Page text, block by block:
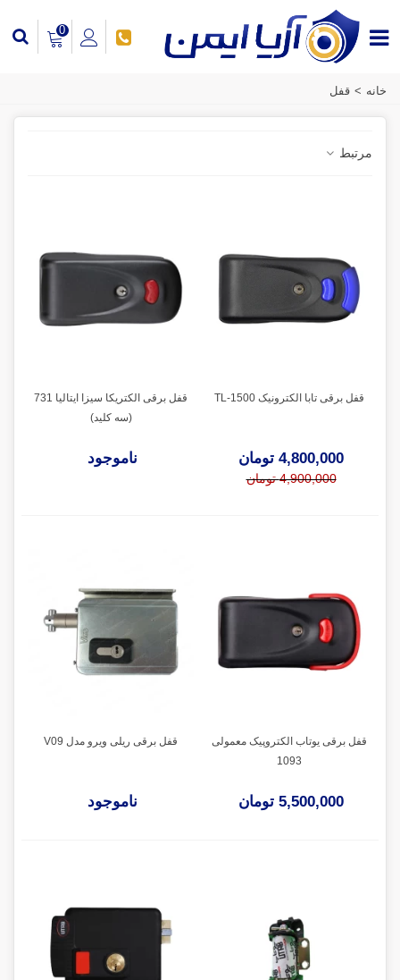
0
خانه > قفل
مرتبط
قفل برقی تابا الکترونیک TL-1500
4,800,000 تومان
4,900,000 تومان
قفل برقی الکتریکا سیزا ایتالیا 731
(سه کلید)
ناموجود
قفل برقی یوتاب الکتروپیک معمولی
1093
5,500,000 تومان
قفل برقی ریلی ویرو مدل V09
ناموجود